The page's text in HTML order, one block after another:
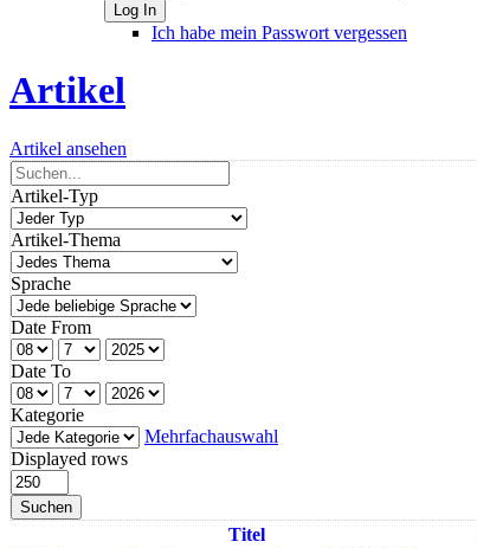
Log In
Ich habe mein Passwort vergessen
Artikel
Artikel ansehen
Artikel-Typ
Artikel-Thema
Sprache
Date From
Date To
Kategorie
Mehrfachauswahl
Displayed rows
Suchen
Titel